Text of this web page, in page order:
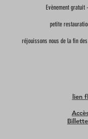
Evènement gratuit
petite
réjouissons nous de la fin
lien